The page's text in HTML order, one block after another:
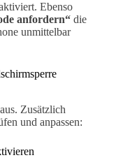
Ebenso
anfordern“ die
unmittelbar
Zusätzlich
und anpassen: